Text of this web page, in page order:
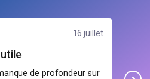
16 juillet
de profondeur sur